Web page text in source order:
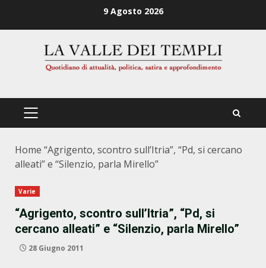
9 Agosto 2026
PRIMÄRES
Home “Agrigento, scontro sull’Itria”, “Pd, si cercano
alleati” e “Silenzio, parla Mirello”
Varie
“Agrigento, scontro sull’Itria”, “Pd, si
cercano alleati” e “Silenzio, parla Mirello”
28 Giugno 2011